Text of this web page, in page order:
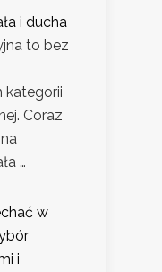
i ducha
to bez
kategorii
Coraz
…
w
i